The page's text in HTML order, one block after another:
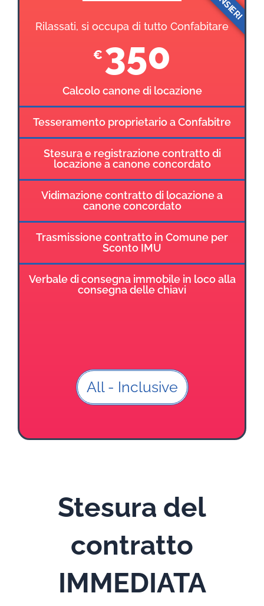
Rilassati, si occupa di tutto Confabitare
€ 350
Calcolo canone di locazione
Tesseramento proprietario a Confabitre
Stesura e registrazione contratto di
locazione a canone concordato
Vidimazione contratto di locazione a
canone concordato
Trasmissione contratto in Comune per
Sconto IMU
Verbale di consegna immobile in loco alla
consegna delle chiavi
All - Inclusive
Stesura del
contratto
IMMEDIATA